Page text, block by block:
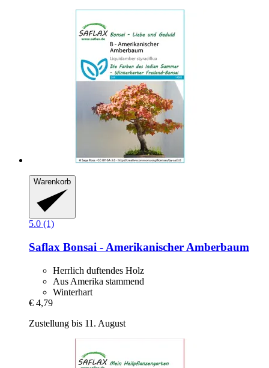
Warenkorb
5.0 (1)
Saflax Bonsai -​ Amerikanischer Amberbaum
Herrlich duftendes Holz
Aus Amerika stammend
Winterhart
€ 4,79
Zustellung bis 11. August